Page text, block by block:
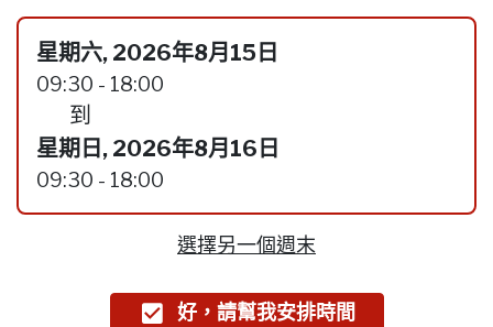
星期六, 2026年8月15日
09:30 - 18:00
到
星期日, 2026年8月16日
09:30 - 18:00
選擇另一個週末
好，請幫我安排時間